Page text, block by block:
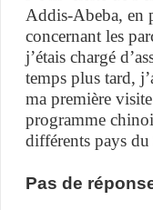
Addis-Abeba, en
concernant les
j’étais chargé
temps plus tard,
ma première
programme
différents pays
Pas de